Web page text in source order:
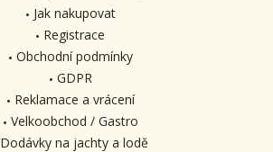
Jak nakupovat
Registrace
Obchodní podmínky
GDPR
Reklamace a vrácení
Velkoobchod / Gastro
Dodávky na jachty a lodě